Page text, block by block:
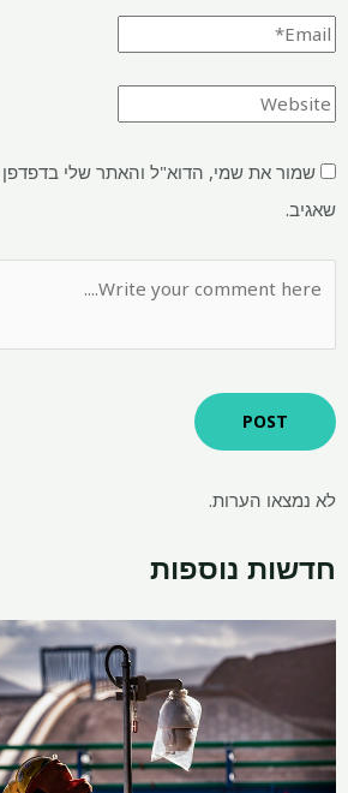
שמור את שמי, הדוא"ל והאתר שלי
שאגיב.
לא נמצאו הערות.
חדשות נוספות